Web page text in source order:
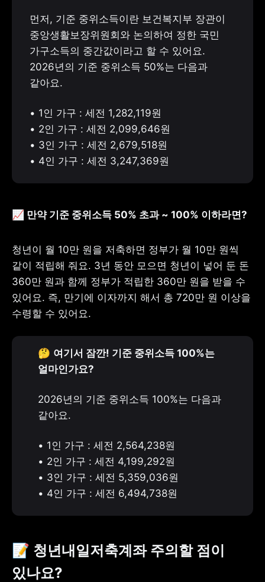
먼저, 기준 중위소득이란 보건복지부 장관이
중앙생활보장위원회와 논의하여 정한 국민
가구소득의 중간값이라고 할 수 있어요.
2026년의 기준 중위소득 50%는 다음과
같아요.
• 1인 가구 : 세전 1,282,119원
• 2인 가구 : 세전 2,099,646원
• 3인 가구 : 세전 2,679,518원
• 4인 가구 : 세전 3,247,369원
📈 만약 기준 중위소득 50% 초과 ~ 100% 이하라면?
청년이 월 10만 원을 저축하면 정부가 월 10만 원씩
같이 적립해 줘요. 3년 동안 모으면 청년이 넣어 둔 돈
360만 원과 함께 정부가 적립한 360만 원을 받을 수
있어요. 즉, 만기에 이자까지 해서 총 720만 원 이상을
수령할 수 있어요.
🤔 여기서 잠깐! 기준 중위소득 100%는
얼마인가요?
2026년의 기준 중위소득 100%는 다음과
같아요.
• 1인 가구 : 세전 2,564,238원
• 2인 가구 : 세전 4,199,292원
• 3인 가구 : 세전 5,359,036원
• 4인 가구 : 세전 6,494,738원
📝 청년내일저축계좌 주의할 점이
있나요?